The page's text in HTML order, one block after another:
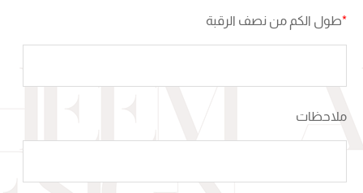
*طول الكم من نصف الرقبة
ملاحظات